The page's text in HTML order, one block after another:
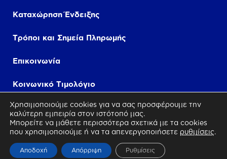
Καταχώρηση Ένδειξης
Τρόποι και Σημεία Πληρωμής
Επικοινωνία
Κοινωνικό Τιμολόγιο
i-Bill
Πληρωμή
Χρησιμοποιούμε cookies για να σας προσφέρουμε την
καλύτερη εμπειρία στον ιστότοπό μας.
Μπορείτε να μάθετε περισσότερα σχετικά με τα cookies
που χρησιμοποιούμε ή να τα απενεργοποιήσετε ρυθμίσεις.
Αποδοχή Απόρριψη Ρυθμίσεις